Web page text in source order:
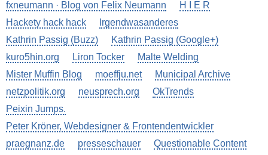
fxneumann · Blog von Felix Neumann
H I E R
Hackety hack hack
Irgendwasanderes
Kathrin Passig (Buzz)
Kathrin Passig (Google+)
kuro5hin.org
Liron Tocker
Malte Welding
Mister Muffin Blog
moeffju.net
Municipal Archive
netzpolitik.org
neusprech.org
OkTrends
Peixin Jumps.
Peter Kröner, Webdesigner & Frontendentwickler
praegnanz.de
presseschauer
Questionable Content